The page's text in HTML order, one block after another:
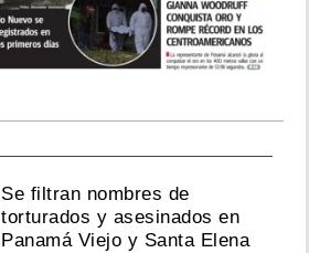
Se filtran nombres de
torturados y asesinados en
Panamá Viejo y Santa Elena